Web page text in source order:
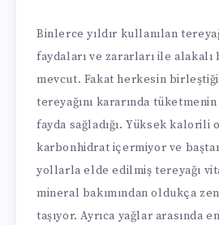
Binlerce yıldır kullanılan
faydaları ve zararları ile alakalı
mevcut. Fakat herkesin
tereyağını kararında
fayda sağladığı. Yüksek kalorili
karbonhidrat içermiyor ve
yollarla elde edilmiş tereyağı
mineral bakımından oldukça
taşıyor. Ayrıca yağlar arasında